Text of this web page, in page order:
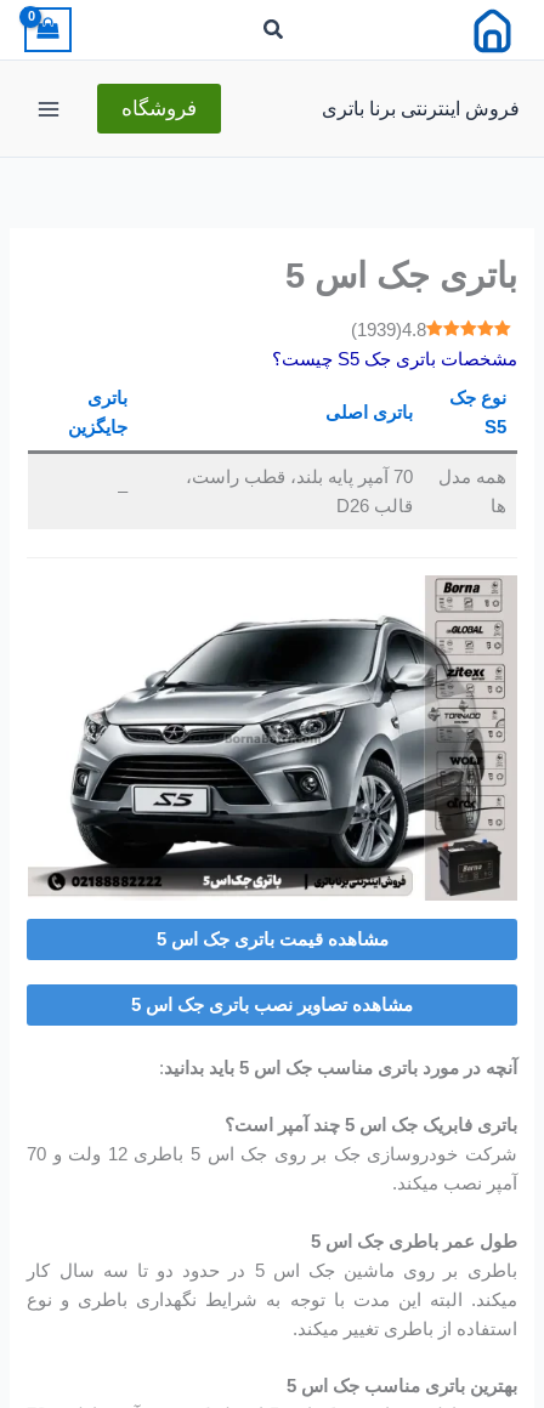
فروش اینترنتی برنا باتری فروشگاه
باتری جک اس 5
4.8
(
1939
)
مشخصات باتری جک S5 چیست؟
نوع جک
S5
باتری اصلی
باتری
جایگزین
همه مدل
ها
70 آمپر پایه بلند، قطب راست،
قالب D26
–
مشاهده قیمت باتری جک اس 5
مشاهده تصاویر نصب باتری جک اس 5
آنچه در مورد باتری مناسب جک اس 5 باید بدانید :
باتری فابریک جک اس 5 چند آمپر است؟
شرکت خودروسازی جک بر روی جک اس 5 باطری 12 ولت و 70
آمپر نصب میکند.
طول عمر باطری جک اس 5
باطری بر روی ماشین جک اس 5 در حدود دو تا سه سال کار
میکند. البته این مدت با توجه به شرایط نگهداری باطری و نوع
استفاده از باطری تغییر میکند.
بهترین باتری مناسب جک اس 5